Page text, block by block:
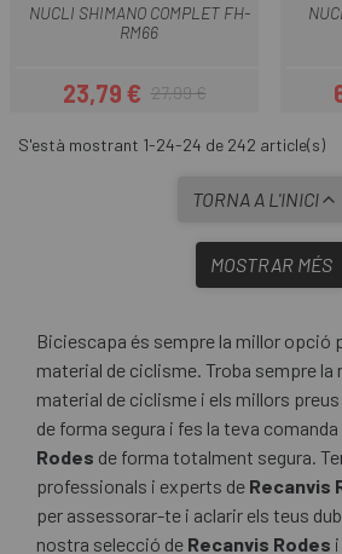
NUCLI SHIMANO COMPLET FH-
RM66
Preu
23,79 €Preu regular
27,99 €
S'està mostrant 1-24-24 de 242 article(s)
TORNA A L'INICI
MOSTRAR MÉS
Biciescapa és sempre la millor opció
material de ciclisme. Troba sempre la
material de ciclisme i els millors
de forma segura i fes la teva comanda
Rodes de forma totalment segura.
professionals i experts de Recanvis
per assessorar-te i aclarir els teus
nostra selecció de Recanvis Rodes